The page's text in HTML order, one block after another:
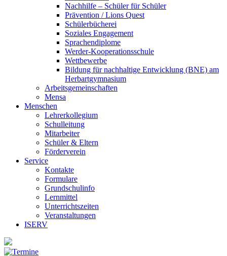
Nachhilfe – Schüler für Schüler
Prävention / Lions Quest
Schülerbücherei
Soziales Engagement
Sprachendiplome
Werder-Kooperationsschule
Wettbewerbe
Bildung für nachhaltige Entwicklung (BNE) am
Herbartgymnasium
Arbeitsgemeinschaften
Mensa
Menschen
Lehrerkollegium
Schulleitung
Mitarbeiter
Schüler & Eltern
Förderverein
Service
Kontakte
Formulare
Grundschulinfo
Lernmittel
Unterrichtszeiten
Veranstaltungen
ISERV